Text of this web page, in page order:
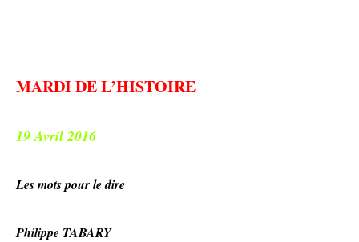
MARDI DE L’HISTOIRE
19 Avril 2016
Les mots pour le dire
Philippe TABARY